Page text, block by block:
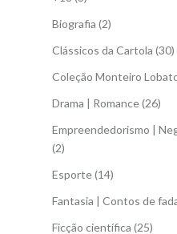
Biografia (2)
Clássicos da Cartola (30)
Coleção Monteiro
Drama | Romance(26)
Empreendedorismo |
(2)
Esporte(14)
Fantasia | Contos de
Ficção científica (25)